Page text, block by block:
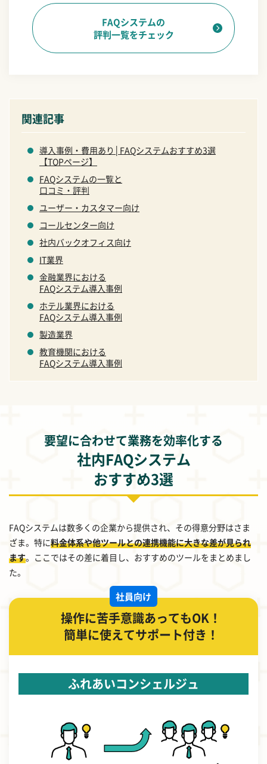
FAQシステムの
評判一覧をチェック
関連記事
導入事例・費用あり│FAQシステムおすすめ3選
【TOPページ】
FAQシステムの一覧と
口コミ・評判
ユーザー・カスタマー向け
コールセンター向け
社内バックオフィス向け
IT業界
金融業界における
FAQシステム導入事例
ホテル業界における
FAQシステム導入事例
製造業界
教育機関における
FAQシステム導入事例
要望に合わせて業務を効率化する
社内FAQシステム
おすすめ3選
FAQシステムは数多くの企業から提供され、その得意分野はさま
ざま。特に料金体系や他ツールとの連携機能に大きな差が見られ
ます。ここではその差に着目し、おすすめのツールをまとめまし
た。
社員向け
操作に苦手意識あってもOK！
簡単に使えてサポート付き！
ふれあいコンシェルジュ